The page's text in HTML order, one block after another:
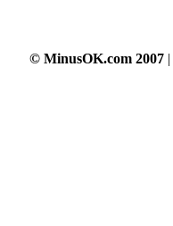
© MinusOK.com 2007 |